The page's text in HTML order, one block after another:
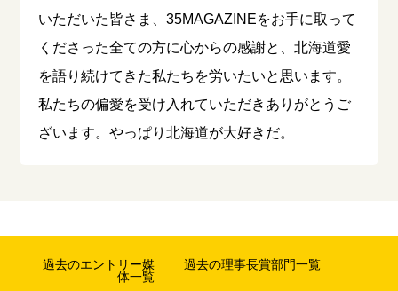
いただいた皆さま、35MAGAZINEをお手に取って
くださった全ての方に心からの感謝と、北海道愛
を語り続けてきた私たちを労いたいと思います。
私たちの偏愛を受け入れていただきありがとうご
ざいます。やっぱり北海道が大好きだ。
過去のエントリー媒
体一覧
過去の理事長賞部門一覧